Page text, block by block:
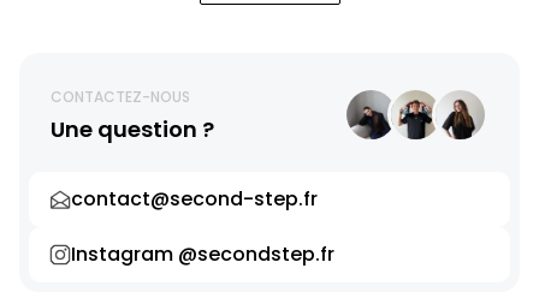
CONTACTEZ-NOUS
Une question ?
contact@second-step.fr
Instagram @secondstep.fr